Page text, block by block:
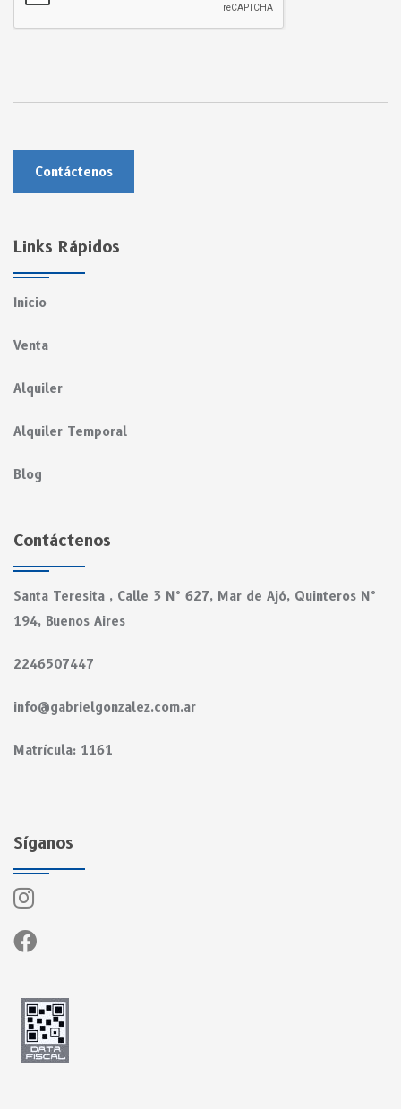
Contáctenos
Links Rápidos
Inicio
Venta
Alquiler
Alquiler Temporal
Blog
Contáctenos
Santa Teresita , Calle 3 N° 627, Mar de Ajó, Quinteros N°
194, Buenos Aires
2246507447
info@gabrielgonzalez.com.ar
Matrícula: 1161
Síganos